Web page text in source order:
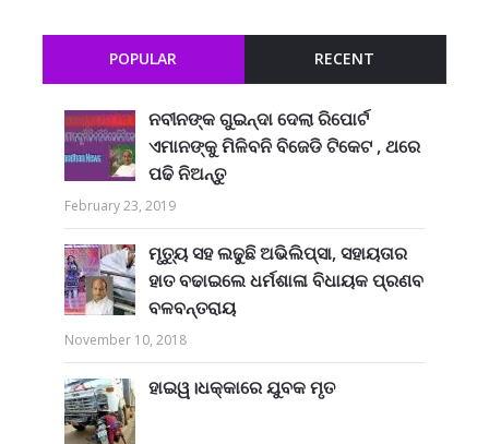
POPULAR RECENT
ନବୀନଙ୍କ ଗୁଇନ୍ଦା ଦେଲା ରିପୋର୍ଟ
ଏମାନଙ୍କୁ ମିଳିବନି ବିଜେଡି ଟିକେଟ , ଥରେ
ପଢି ନିଅନ୍ତୁ
February 23, 2019
ମୃତ୍ୟୁ ସହ ଲଢୁଛି ଅଭିଲିପ୍ସା, ସହାୟତାର
ହାତ ବଢାଇଲେ ଧର୍ମଶାଳା ବିଧାୟକ ପ୍ରଣବ
ବଳବନ୍ତରାୟ
November 10, 2018
ହାଇୱ।ଧକ୍କାରେ ଯୁବକ ମୃତ